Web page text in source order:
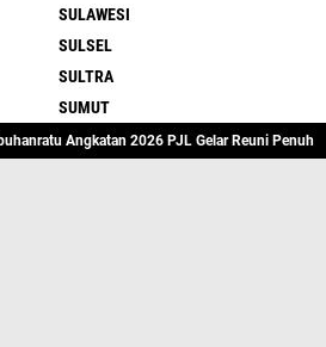
SULAWESI
SULSEL
SULTRA
SUMUT
2026 PJL Gelar Reuni Penuh